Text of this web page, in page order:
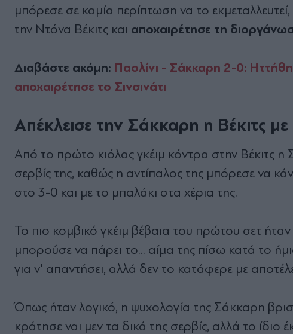
μπόρεσε σε καμία περίπτωση να το
την Ντόνα Βέκιτς και αποχαιρέτησε τη
Διαβάστε ακόμη: Παολίνι - Σάκκαρη 2-0:
αποχαιρέτησε το Σινσινάτι
Απέκλεισε την Σάκκαρη η Βέκιτς
Από το πρώτο κιόλας γκέιμ κόντρα στην Βέκιτς
σερβίς της, καθώς η αντίπαλος της μπόρεσε να
στο 3-0 και με το μπαλάκι στα χέρια της.
Το πιο κομβικό γκέιμ βέβαια του πρώτου σετ
μπορούσε να πάρει το... αίμα της πίσω κατά το
για ν' απαντήσει, αλλά δεν το κατάφερε με
Όπως ήταν λογικό, η ψυχολογία της Σάκκαρη
κράτησε ναι μεν τα δικά της σερβίς, αλλά το